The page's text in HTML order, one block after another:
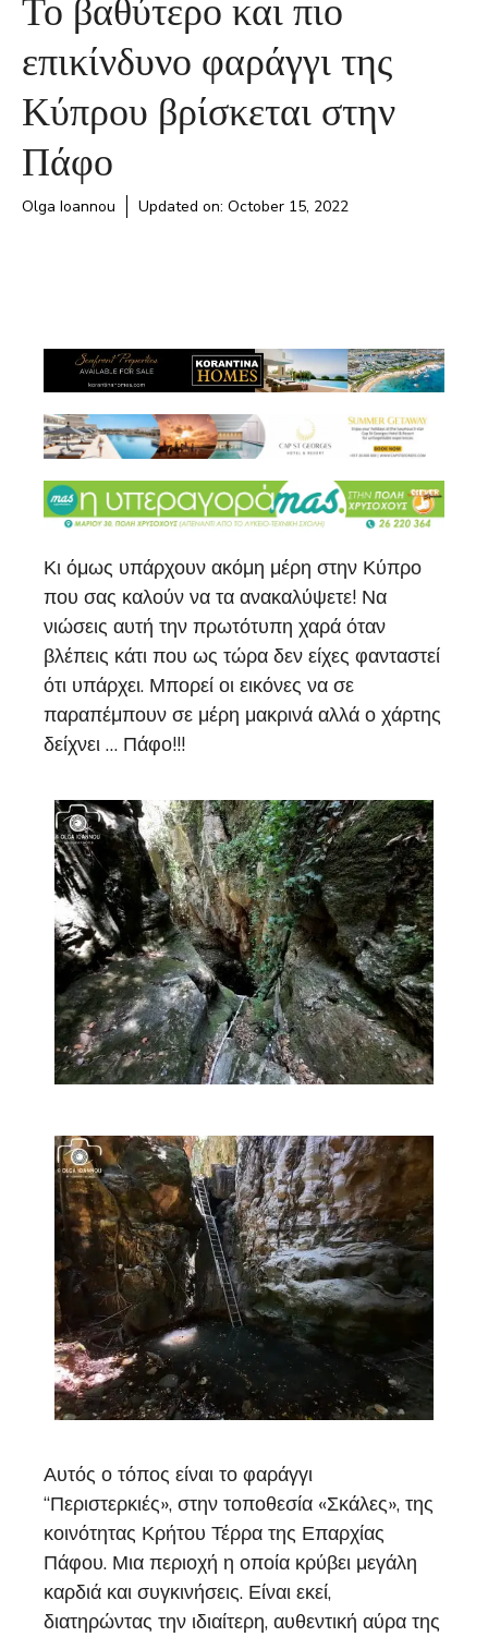
επικίνδυνο φαράγγι της
Κύπρου βρίσκεται στην
Πάφο
Olga Ioannou Updated on: October 15, 2022
Κι όμως υπάρχουν ακόμη μέρη στην Κύπρο
που σας καλούν να τα ανακαλύψετε! Να
νιώσεις αυτή την πρωτότυπη χαρά όταν
βλέπεις κάτι που ως τώρα δεν είχες φανταστεί
ότι υπάρχει. Μπορεί οι εικόνες να σε
παραπέμπουν σε μέρη μακρινά αλλά ο χάρτης
δείχνει … Πάφο!!!
Αυτός ο τόπος είναι το φαράγγι
“Περιστερκιές», στην τοποθεσία «Σκάλες», της
κοινότητας Κρήτου Τέρρα της Επαρχίας
Πάφου. Μια περιοχή η οποία κρύβει μεγάλη
καρδιά και συγκινήσεις. Είναι εκεί,
διατηρώντας την ιδιαίτερη, αυθεντική αύρα της